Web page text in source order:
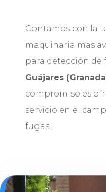
Contamos con la
maquinaria mas
para detección de
Guájares
compromiso es
servicio en el
fugas.